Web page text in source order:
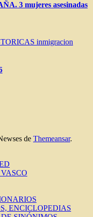
3 mujeres asesinadas
inmigracion
de Themeansar.
ENCICLOPEDIAS